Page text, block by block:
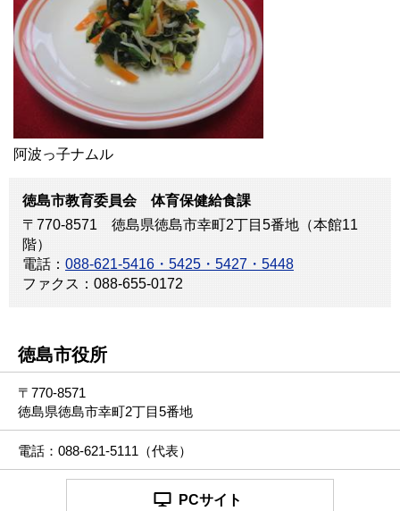
阿波っ子ナムル
徳島市教育委員会 体育保健給食課
〒770-8571 徳島県徳島市幸町2丁目5番地（本館11
階）
電話： 088-621-5416・5425・5427・5448
ファクス：088-655-0172
徳島市役所
〒770-8571
徳島県徳島市幸町2丁目5番地
電話：088-621-5111（代表）
PCサイト